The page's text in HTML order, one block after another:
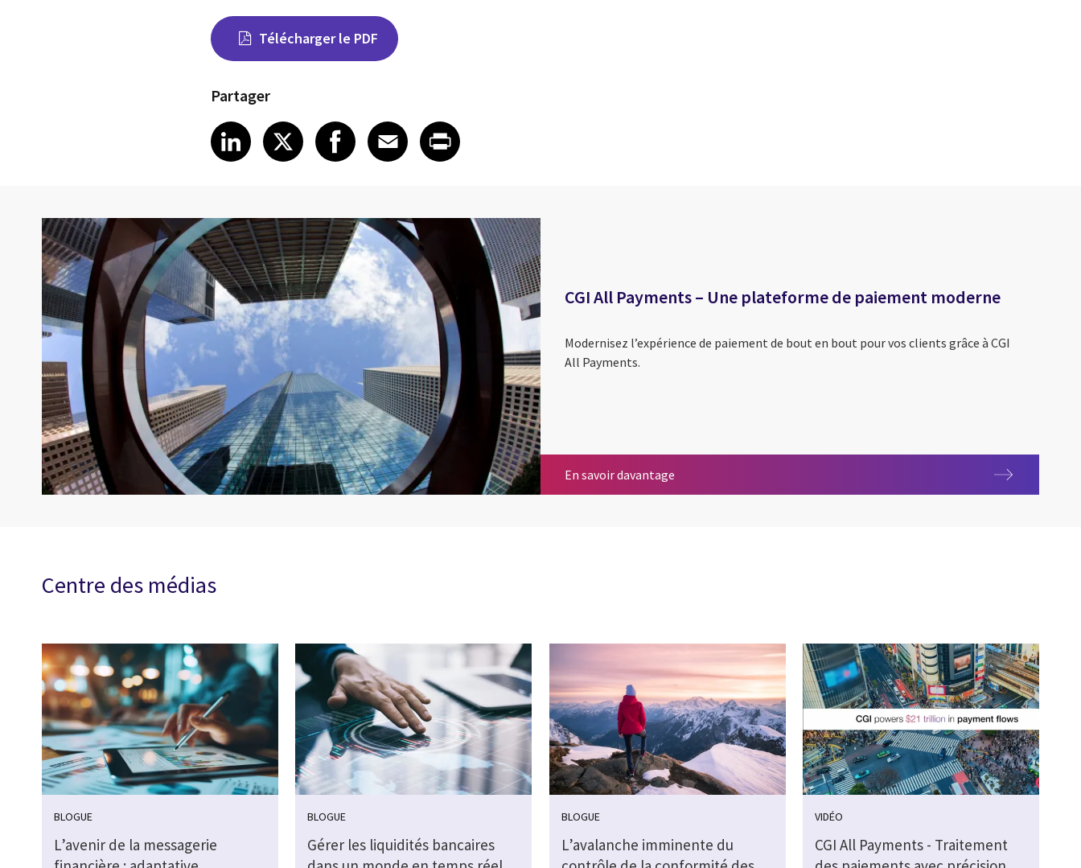
Télécharger le PDF
Partager
Share on LinkedIn
LinkedIn
Share on X
XShare on Facebook
Facebook
Share on Email
Email
Share on Print
CGI All Payments – Une plateforme de paiement moderne
Modernisez l’expérience de paiement de bout en bout pour vos clients grâce à CGI
All Payments.
En savoir davantage
Centre des médias
BLOGUE
L’avenir de la messagerie
BLOGUE
Gérer les liquidités bancaires
BLOGUE
L’avalanche imminente du
VIDÉO
CGI All Payments - Traitement